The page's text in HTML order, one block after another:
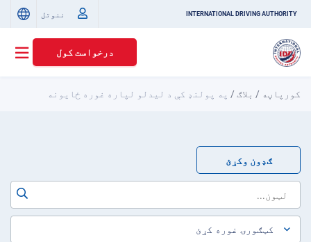
INTERNATIONAL DRIVING AUTHORITY ننوتل
درخواست کول
کورپاڼه / بلاګ/ په پولنډ کې د لیدلو لپاره غوره ځایونه
ګډون وکړئ